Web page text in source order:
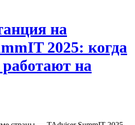
на
2025: когда
на